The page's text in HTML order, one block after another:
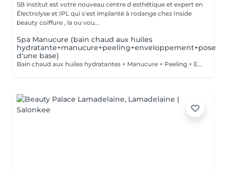
SB institut est votre nouveau centre d esthétique et expert en
Électrolyse et IPL qui s'est implanté à rodange chez Inside
beauty coiffure , la ou vou...
Spa Manucure (bain chaud aux huiles
hydratante+manucure+peeling+enveloppement+pose
d'une base)
Bain chaud aux huiles hydratantes + Manucure + Peeling + Enveloppement + Pose d'une base fortifiante pour les ongles.